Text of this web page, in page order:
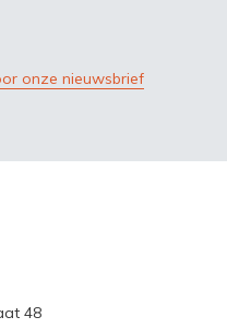
onze nieuwsbrief
48